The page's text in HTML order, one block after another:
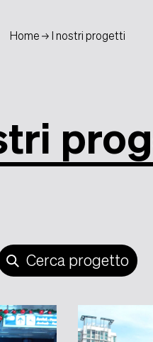
Home I nostri progetti
Cerca progetto